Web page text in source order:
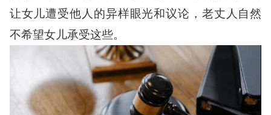
让女儿遭受他人的异样眼光和议论，老丈人自然
不希望女儿承受这些。